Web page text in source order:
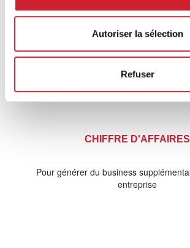
Autoriser la sélection
Refuser
chiffre
CHIFFRE D'AFFAIRES
Pour générer du business
entreprise